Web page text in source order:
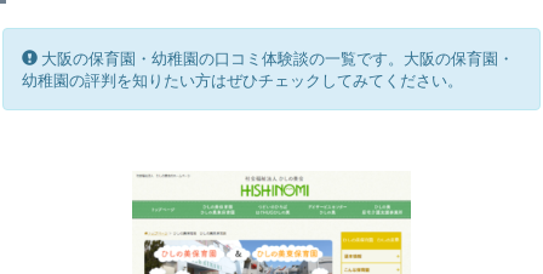
大阪の保育園・幼稚園の口コミ体験談の一覧です。大阪の保育園・
幼稚園の評判を知りたい方はぜひチェックしてみてください。